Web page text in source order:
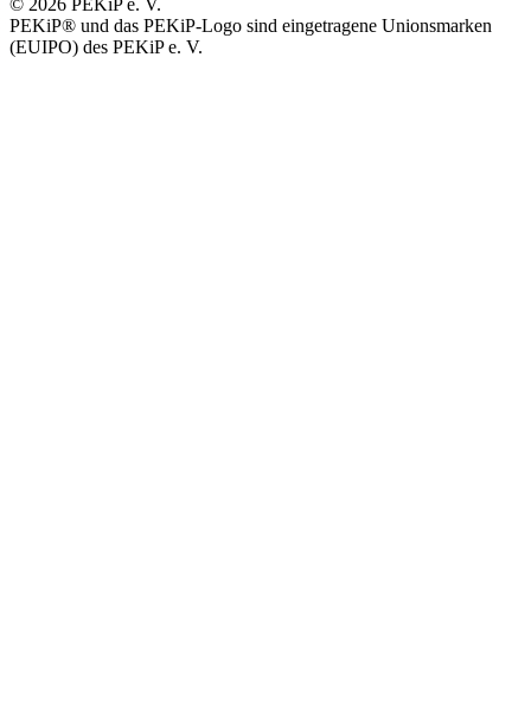
© 2026 PEKiP e. V.
PEKiP® und das PEKiP-Logo sind eingetragene Unionsmarken
(EUIPO) des PEKiP e. V.